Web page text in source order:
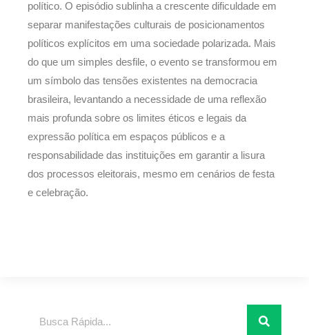
político. O episódio sublinha a crescente dificuldade em
separar manifestações culturais de posicionamentos
políticos explícitos em uma sociedade polarizada. Mais
do que um simples desfile, o evento se transformou em
um símbolo das tensões existentes na democracia
brasileira, levantando a necessidade de uma reflexão
mais profunda sobre os limites éticos e legais da
expressão política em espaços públicos e a
responsabilidade das instituições em garantir a lisura
dos processos eleitorais, mesmo em cenários de festa
e celebração.